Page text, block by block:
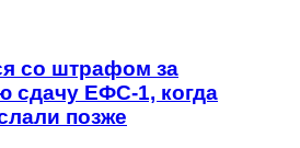
со штрафом за
сдачу ЕФС-1, когда
позже